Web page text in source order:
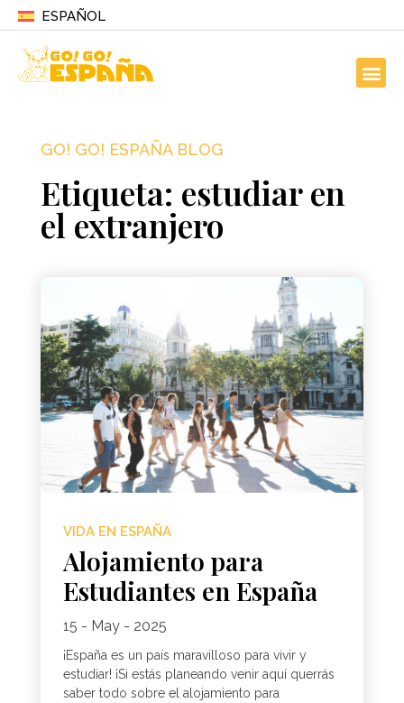
ESPAÑOL
GO! GO! ESPAÑA BLOG
Etiqueta: estudiar en
el extranjero
VIDA EN ESPAÑA
Alojamiento para
Estudiantes en España
15 - May - 2025
¡España es un país maravilloso para vivir y
estudiar! ¡Si estás planeando venir aquí querrás
saber todo sobre el alojamiento para